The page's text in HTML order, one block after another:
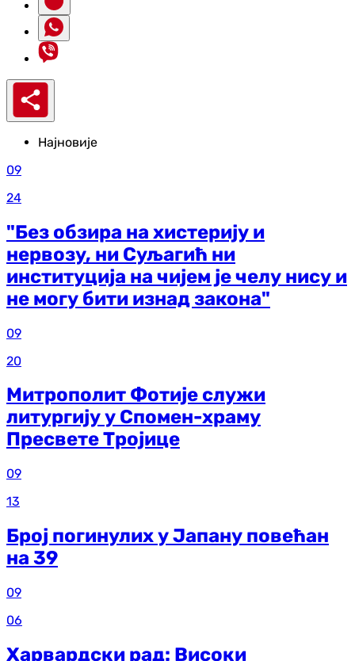
Најновије
09
24
"Без обзира на хистерију и
нервозу, ни Суљагић ни
институција на чијем је челу нису и
не могу бити изнад закона"
09
20
Митрополит Фотије служи
литургију у Спомен-храму
Пресвете Тројице
09
13
Број погинулих у Јапану повећан
на 39
09
06
Харвардски рад: Високи